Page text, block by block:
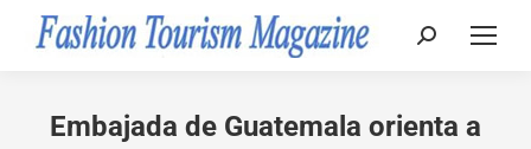
Buscar:
Embajada de Guatemala orienta a